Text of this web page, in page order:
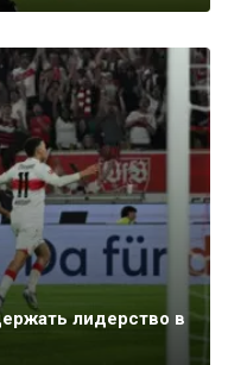
лидерство в